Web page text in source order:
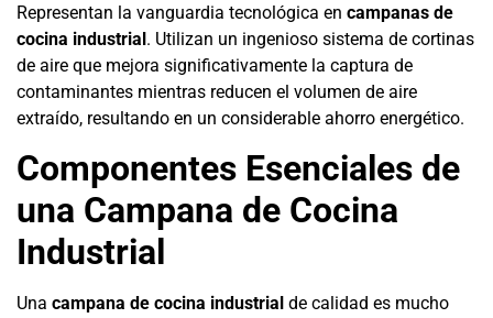
Representan la vanguardia tecnológica en campanas de
cocina industrial. Utilizan un ingenioso sistema de cortinas
de aire que mejora significativamente la captura de
contaminantes mientras reducen el volumen de aire
extraído, resultando en un considerable ahorro energético.
Componentes Esenciales de
una Campana de Cocina
Industrial
Una campana de cocina industrial de calidad es mucho